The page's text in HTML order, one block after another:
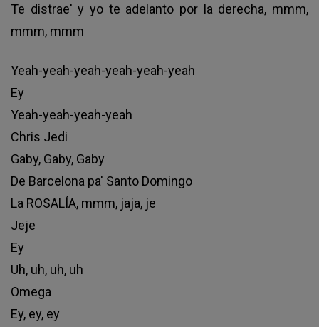
Te distrae' y yo te adelanto por la derecha, mmm,
mmm, mmm
Yeah-yeah-yeah-yeah-yeah-yeah
Ey
Yeah-yeah-yeah-yeah
Chris Jedi
Gaby, Gaby, Gaby
De Barcelona pa' Santo Domingo
La ROSALÍA, mmm, jaja, je
Jeje
Ey
Uh, uh, uh, uh
Omega
Ey, ey, ey